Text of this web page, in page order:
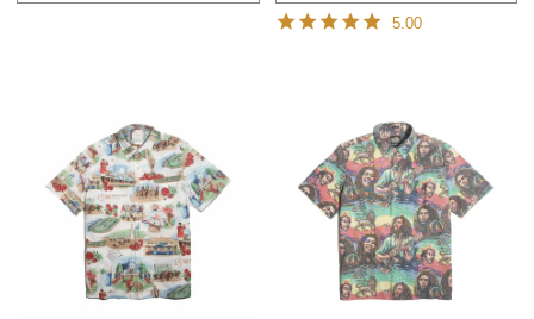
5.00